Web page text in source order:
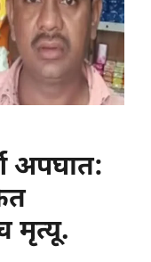
अपघात:
मृत्यू.